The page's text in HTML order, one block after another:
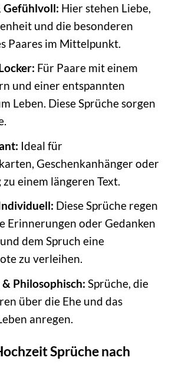
Gefühlvoll: Hier stehen Liebe,
und die besonderen
Paares im Mittelpunkt.
Für Paare mit einem
und einer entspannten
Leben. Diese Sprüche sorgen
Ideal für
Geschenkanhänger oder
zu einem längeren Text.
Diese Sprüche regen
Erinnerungen oder Gedanken
dem Spruch eine
zu verleihen.
Philosophisch: Sprüche, die
über die Ehe und das
anregen.
Sprüche nach